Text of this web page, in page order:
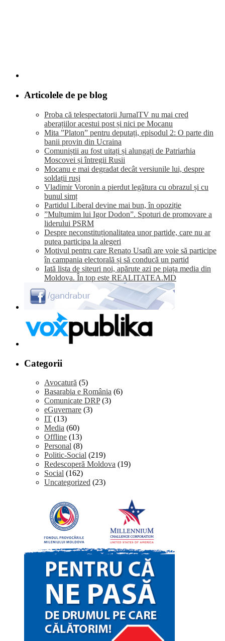
Articolele de pe blog
Proba că telespectatorii JurnalTV nu mai cred
aberațiilor acestui post și nici pe Mocanu
Mita ”Platon” pentru deputați, episodul 2: O parte din
banii provin din Ucraina
Comuniștii au fost uitați și alungați de Patriarhia
Moscovei și întregii Rusii
Mocanu e mai degradat decât versiunile lui, despre
soldații ruși
Vladimir Voronin a pierdut legătura cu obrazul și cu
bunul simț
Partidul Liberal devine mai bun, în opoziție
”Mulțumim lui Igor Dodon”. Spoturi de promovare a
liderului PSRM
Despre neconstituționalitatea unor partide, care nu ar
putea participa la alegeri
Motivul pentru care Renato Usatîi are voie să participe
în campania electorală și să conducă un partid
Iată lista de siteuri noi, apărute azi pe piața media din
Moldova. În top este REALITATEA.MD
Categorii
Avocatură (5)
Basarabia e România (6)
Comunicate DRP(3)
eGuvernare (3)
IT (13)
Media (60)
Offline (13)
Personal (8)
Politic-Social (219)
Redescoperă Moldova (19)
Social (162)
Uncategorized (23)